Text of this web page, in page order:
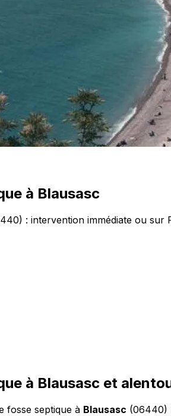
à Blausasc
: intervention immédiate ou sur
à Blausasc et
fosse septique à Blausasc (06440)